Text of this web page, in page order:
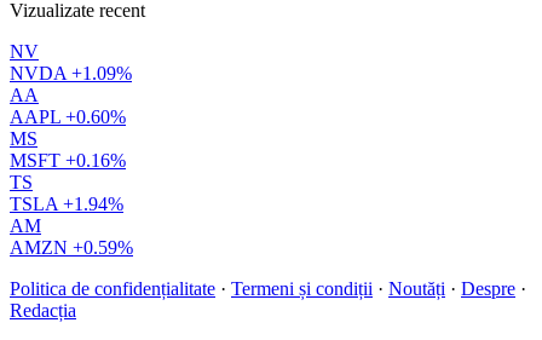
Vizualizate recent
NV
NVDA +1.09%
AA
AAPL +0.60%
MS
MSFT +0.16%
TS
TSLA +1.94%
AM
AMZN +0.59%
Politica de confidențialitate · Termeni și condiții · Noutăți · Despre ·
Redacția